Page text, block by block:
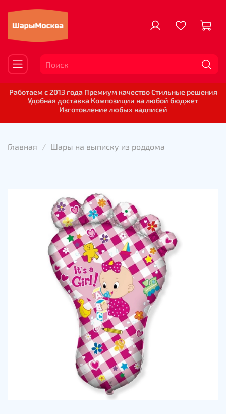
Работаем с 2013 года Премиум качество Стильные решения
Удобная доставка Композиции на любой бюджет
Изготовление любых надписей
Главная Шары на выписку из роддома